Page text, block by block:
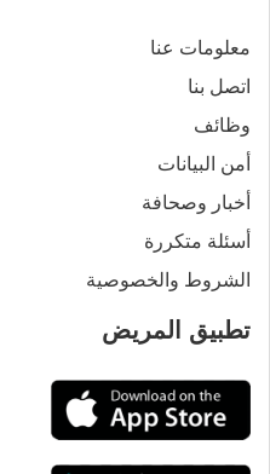
معلومات عنا
اتصل بنا
وظائف
أمن البيانات
أخبار وصحافة
أسئلة متكررة
الشروط والخصوصية
تطبيق المريض